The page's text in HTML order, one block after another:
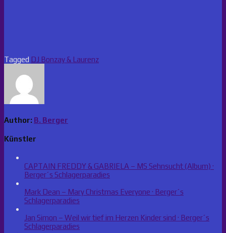
Tagged DJ Bonzay & Laurenz
Author: B. Berger
Künstler
CAPTAIN FREDDY & GABRIELA – MS Sehnsucht (Album) ·
Berger´s Schlagerparadies
Mark Dean – Mary Christmas Everyone · Berger´s
Schlagerparadies
Jan Simon – Weil wir tief im Herzen Kinder sind · Berger´s
Schlagerparadies